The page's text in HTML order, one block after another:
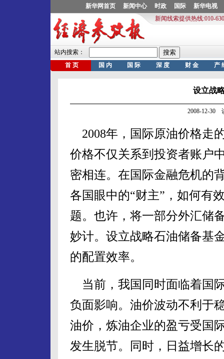
设立战
2008-12-30
2008年，国际原油价格走
价格不仅关系到投资者账户
密相连。在国际金融危机的
各国眼中的“财主”，如何有
题。也许，将一部分外汇储
妙计。设立战略石油储备基
的配置效率。
当前，我国同时面临着国
负面影响。油价波动不利于
油价，炼油企业的盈亏受国
发生脱节。同时，日益增长